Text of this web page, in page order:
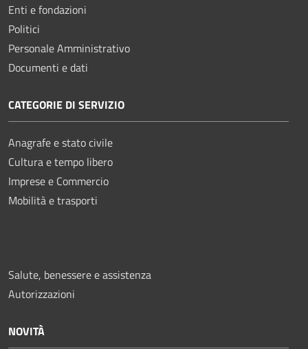
Enti e fondazioni
Politici
Personale Amministrativo
Documenti e dati
CATEGORIE DI SERVIZIO
Anagrafe e stato civile
Cultura e tempo libero
Imprese e Commercio
Mobilità e trasporti
Salute, benessere e assistenza
Autorizzazioni
NOVITÀ